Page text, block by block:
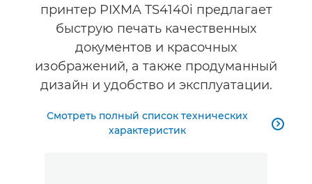
принтер PIXMA TS4140i предлагает
быструю печать качественных
документов и красочных
изображений, а также продуманный
дизайн и удобство и эксплуатации.
Смотреть полный список технических
характеристик
